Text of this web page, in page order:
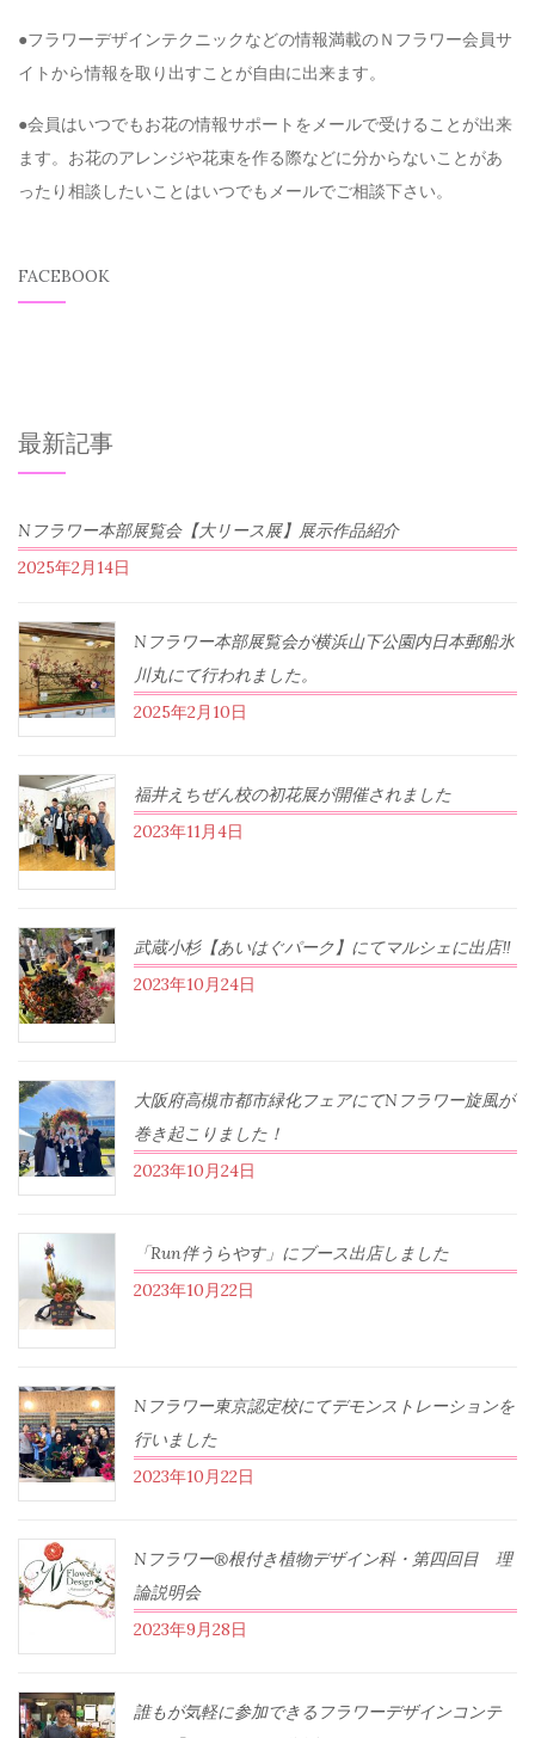
●フラワーデザインテクニックなどの情報満載のＮフラワー会員サ
イトから情報を取り出すことが自由に出来ます。
●会員はいつでもお花の情報サポートをメールで受けることが出来
ます。お花のアレンジや花束を作る際などに分からないことがあ
ったり相談したいことはいつでもメールでご相談下さい。
FACEBOOK
最新記事
Nフラワー本部展覧会【大リース展】展示作品紹介
2025年2月14日
Nフラワー本部展覧会が横浜山下公園内日本郵船氷
川丸にて行われました。
2025年2月10日
福井えちぜん校の初花展が開催されました
2023年11月4日
武蔵小杉【あいはぐパーク】にてマルシェに出店‼︎
2023年10月24日
大阪府高槻市都市緑化フェアにてNフラワー旋風が
巻き起こりました！
2023年10月24日
「Run伴うらやす」にブース出店しました
2023年10月22日
Nフラワー東京認定校にてデモンストレーションを
行いました
2023年10月22日
Nフラワー®根付き植物デザイン科・第四回目 理
論説明会
2023年9月28日
誰もが気軽に参加できるフラワーデザインコンテ